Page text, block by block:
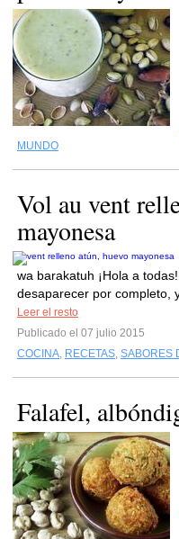
MUNDO
Vol au vent
mayonesa
wa barakatuh ¡Hola a
desaparecer por completo,
Leer el resto
Publicado el 07 julio 2015
COCINA, RECETAS, SABORES
Falafel,